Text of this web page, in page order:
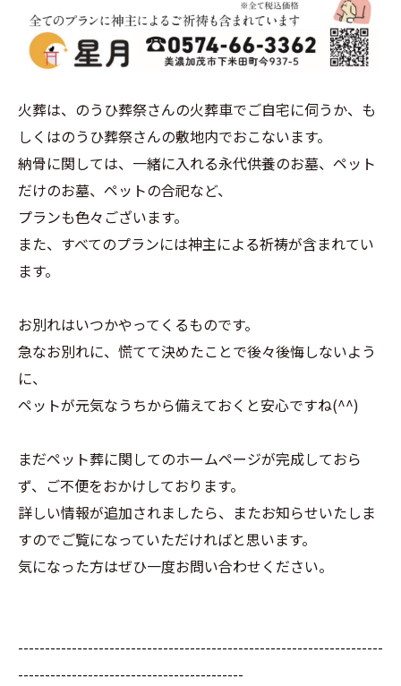
火葬は、のうひ葬祭さんの火葬車でご自宅に伺うか、も
しくはのうひ葬祭さんの敷地内でおこないます。
納骨に関しては、一緒に入れる永代供養のお墓、ペット
だけのお墓、ペットの合祀など、
プランも色々ございます。
また、すべてのプランには神主による祈祷が含まれてい
ます。
お別れはいつかやってくるものです。
急なお別れに、慌てて決めたことで後々後悔しないよう
に、
ペットが元気なうちから備えておくと安心ですね(^^)
まだペット葬に関してのホームページが完成しておら
ず、ご不便をおかけしております。
詳しい情報が追加されましたら、またお知らせいたしま
すのでご覧になっていただければと思います。
気になった方はぜひ一度お問い合わせください。
--------------------------------------------------------------------
------------------------------------------